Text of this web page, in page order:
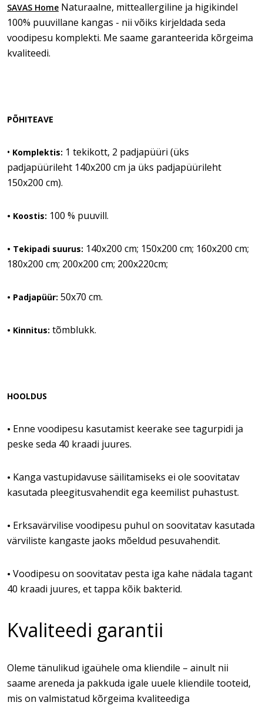
SAVAS Home Naturaalne, mitteallergiline ja higikindel
100% puuvillane kangas - nii võiks kirjeldada seda
voodipesu komplekti. Me saame garanteerida kõrgeima
kvaliteedi.
PÕHITEAVE
• Komplektis: 1 tekikott, 2 padjapüüri (üks
padjapüürileht 140x200 cm ja üks padjapüürileht
150x200 cm).
• Koostis: 100 % puuvill.
• Tekipadi suurus: 140x200 cm; 150x200 cm; 160x200 cm;
180x200 cm; 200x200 cm; 200x220cm;
• Padjapüür: 50x70 cm.
• Kinnitus: tõmblukk.
HOOLDUS
• Enne voodipesu kasutamist keerake see tagurpidi ja
peske seda 40 kraadi juures.
• Kanga vastupidavuse säilitamiseks ei ole soovitatav
kasutada pleegitusvahendit ega keemilist puhastust.
• Erksavärvilise voodipesu puhul on soovitatav kasutada
värviliste kangaste jaoks mõeldud pesuvahendit.
• Voodipesu on soovitatav pesta iga kahe nädala tagant
40 kraadi juures, et tappa kõik bakterid.
Kvaliteedi garantii
Oleme tänulikud igaühele oma kliendile – ainult nii
saame areneda ja pakkuda igale uuele kliendile tooteid,
mis on valmistatud kõrgeima kvaliteediga